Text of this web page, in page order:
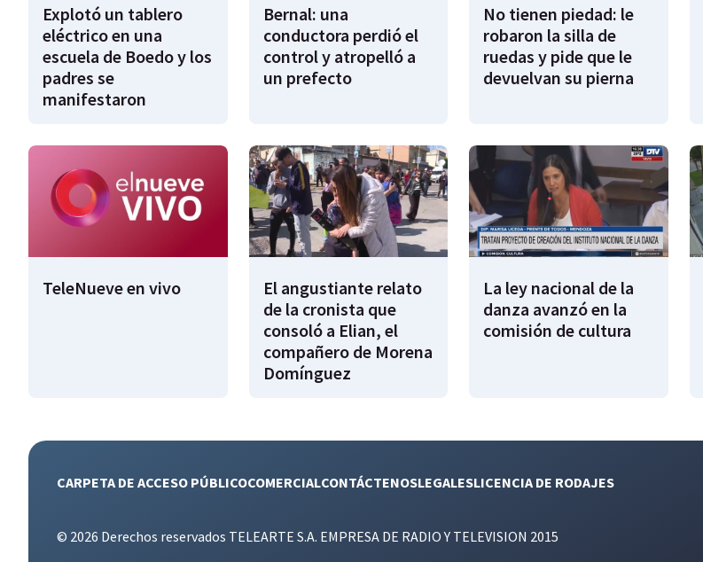
Explotó un tablero
eléctrico en una
escuela de Boedo y los
padres se
manifestaron
Bernal: una
conductora perdió el
control y atropelló a
un prefecto
No tienen piedad: le
robaron la silla de
ruedas y pide que le
devuelvan su pierna
TeleNueve en vivo
El angustiante relato
de la cronista que
consoló a Elian, el
compañero de Morena
Domínguez
La ley nacional de la
danza avanzó en la
comisión de cultura
CARPETA DE ACCESO PÚBLICOCOMERCIALCONTÁCTENOSLEGALESLICENCIA DE RODAJES
© 2026 Derechos reservados TELEARTE S.A. EMPRESA DE RADIO Y TELEVISION 2015